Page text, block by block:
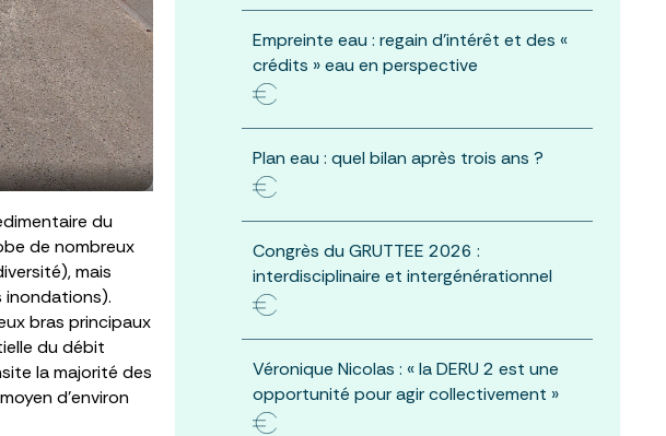
du
de nombreux
mais
inondations).
bras principaux
du débit
la majorité des
d’environ
Empreinte eau : regain d’intérêt et des «
crédits » eau en perspective
Plan eau : quel bilan après trois ans ?
Congrès du GRUTTEE 2026 :
interdisciplinaire et intergénérationnel
Véronique Nicolas : « la DERU 2 est une
opportunité pour agir collectivement »